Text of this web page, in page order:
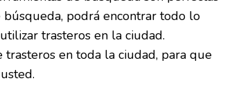
búsqueda, podrá encontrar todo lo
trasteros en la ciudad.
en toda la ciudad, para que